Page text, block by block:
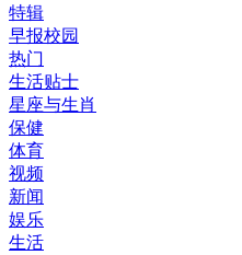
特辑
早报校园
热门
生活贴士
星座与生肖
保健
体育
视频
新闻
娱乐
生活